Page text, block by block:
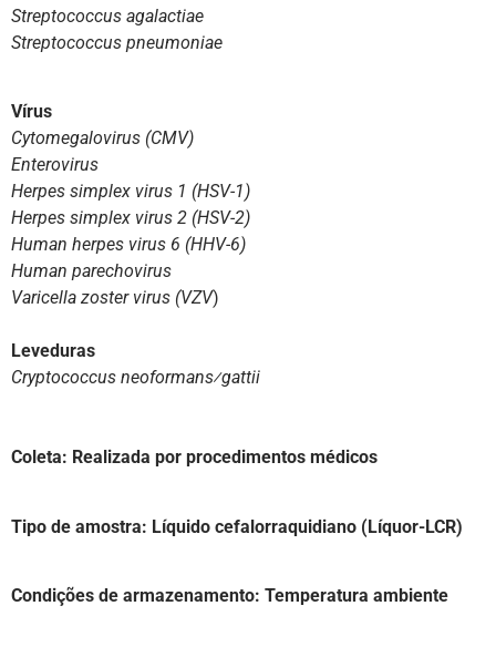
Streptococcus agalactiae
Streptococcus pneumoniae
Vírus
Cytomegalovirus (CMV)
Enterovirus
Herpes simplex virus 1 (HSV-1)
Herpes simplex virus 2 (HSV-2)
Human herpes virus 6 (HHV-6)
Human parechovirus
Varicella zoster virus (VZV)
Leveduras
Cryptococcus neoformans⁄gattii
Coleta: Realizada por procedimentos médicos
Tipo de amostra: Líquido cefalorraquidiano (Líquor-LCR)
Condições de armazenamento: Temperatura ambiente